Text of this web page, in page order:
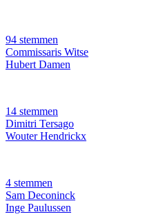
94 stemmen
Commissaris Witse
Hubert Damen
14 stemmen
Dimitri Tersago
Wouter Hendrickx
4 stemmen
Sam Deconinck
Inge Paulussen